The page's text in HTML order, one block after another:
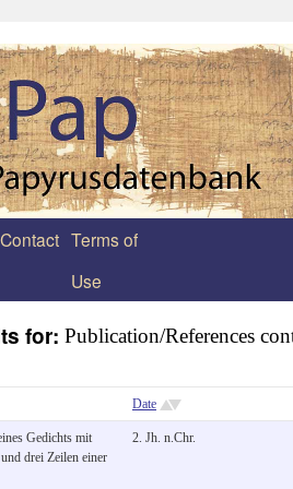
Contact Terms of
Use
for: Publication/References
Date
Gedichts mit
drei Zeilen einer
2. Jh. n.Chr.